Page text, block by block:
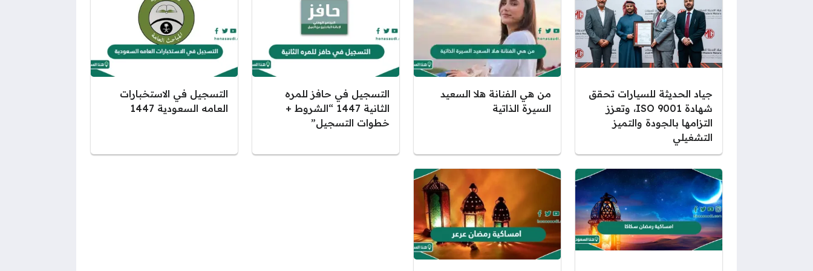
جياد الحديثة للسيارات تحقق
شهادة ISO 9001، وتعزز
التزامها بالجودة والتميز
التشغيلي
من هي الفنانة هلا السعيد
السيرة الذاتية
التسجيل في حافز للمره
الثانية 1447 “الشروط +
خطوات التسجيل”
التسجيل في الاستخبارات
العامه السعودية 1447